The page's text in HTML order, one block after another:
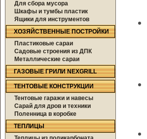
Для сбора мусора
Шкафы и тумбы пластик
Ящики для инструментов
ХОЗЯЙСТВЕННЫЕ ПОСТРОЙКИ
Пластиковые сараи
Садовые строения из ДПК
Металлические сараи
ГАЗОВЫЕ ГРИЛИ NEXGRILL
ТЕНТОВЫЕ КОНСТРУКЦИИ
Тентовые гаражи и навесы
Сарай для дров и техники
Поленница в коробке
ТЕПЛИЦЫ